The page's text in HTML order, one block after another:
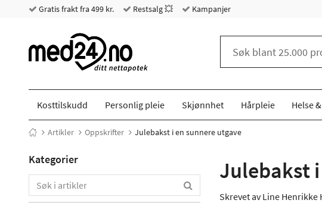
Gratis frakt fra 499 kr. Restsalg 💥 Kampanjer
Kosttilskudd Personlig pleie Skjønnhet Hårpleie Helse
Artikler Oppskrifter Julebakst i en sunnere utgave
Kategorier Julebakst
Skrevet avLine Henrikke